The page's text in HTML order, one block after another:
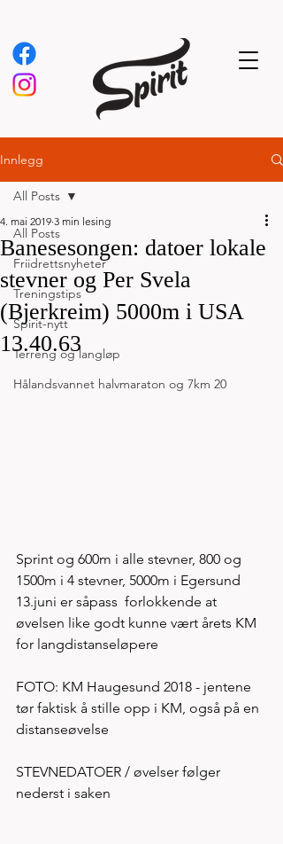
Innlegg
All Posts
Friidrettsnyheter
Treningstips
Spirit-nytt
Terreng og langløp
Hålandsvannet halvmaraton og 7km 20
All Posts
Banesesongen: datoer lokale
stevner og Per Svela
(Bjerkreim) 5000m i USA
13.40.63
4. mai 2019 3 min lesing
Sprint og 600m i alle stevner, 800 og
1500m i 4 stevner, 5000m i Egersund
13.juni er såpass  forlokkende at
øvelsen like godt kunne vært årets KM
for langdistanseløpere
FOTO: KM Haugesund 2018 - jentene
tør faktisk å stille opp i KM, også på en
distanseøvelse
STEVNEDATOER / øvelser følger
nederst i saken